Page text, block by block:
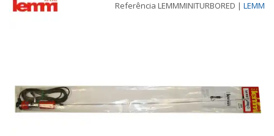
Referência LEMMMINITURBORED | LEMM
Previous Next